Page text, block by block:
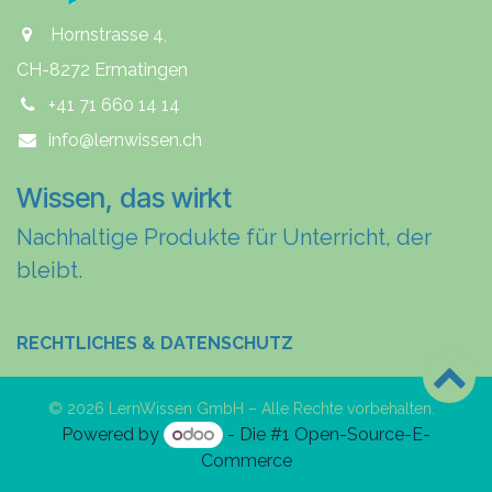
Hornstrasse 4,
CH-8272 Ermatingen
+41 71 660 14 14
info@lernwissen.ch
Wissen, das wirkt
Nachhaltige Produkte für Unterricht, der
bleibt.
RECHTLICHES & DATENSCHUTZ
© 2026 LernWissen GmbH – Alle Rechte vorbehalten.
Powered by - Die #1 Open-Source-E-
Commerce